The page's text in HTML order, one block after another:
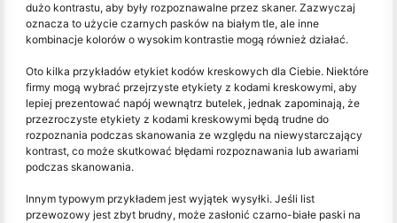
dużo kontrastu, aby były rozpoznawalne przez skaner. Zazwyczaj
oznacza to użycie czarnych pasków na białym tle, ale inne
kombinacje kolorów o wysokim kontrastie mogą również działać.
Oto kilka przykładów etykiet kodów kreskowych dla Ciebie. Niektóre
firmy mogą wybrać przejrzyste etykiety z kodami kreskowymi, aby
lepiej prezentować napój wewnątrz butelek, jednak zapominają, że
przezroczyste etykiety z kodami kreskowymi będą trudne do
rozpoznania podczas skanowania ze względu na niewystarczający
kontrast, co może skutkować błędami rozpoznawania lub awariami
podczas skanowania.
Innym typowym przykładem jest wyjątek wysyłki. Jeśli list
przewozowy jest zbyt brudny, może zasłonić czarno-białe paski na